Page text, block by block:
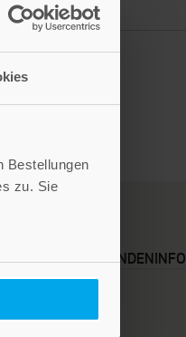
Bestellungen
zu. Sie
KUNDENINFO